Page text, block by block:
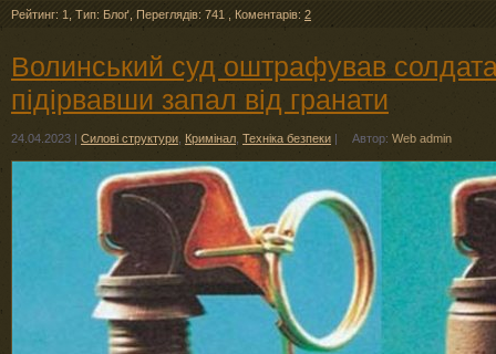
Рейтинг: 1 Тип: Блоґ Переглядів: 741 Коментарів: 2
Волинський суд оштрафував
підірвавши запал від гранати
24.04.2023 | Силові структури Кримінал Техніка безпеки | Автор: Web admin